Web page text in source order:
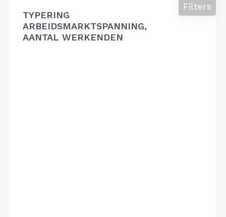
TYPERING
ARBEIDSMARKTSPANNING,
AANTAL WERKENDEN
Filters